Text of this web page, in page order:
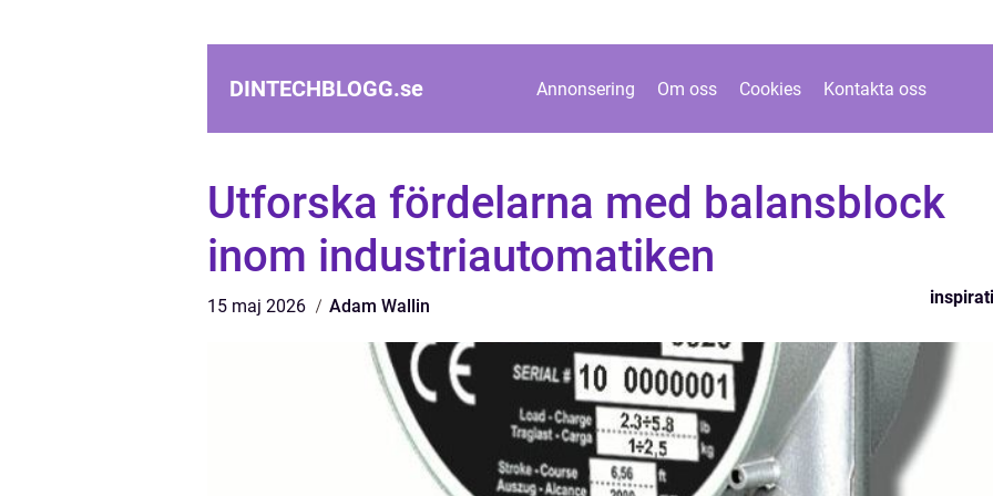
DINTECHBLOGG.se Annonsering Om oss Cookies Kontakta oss
Utforska fördelarna med balansblock
inom industriautomatiken
15 maj 2026 Adam Wallin